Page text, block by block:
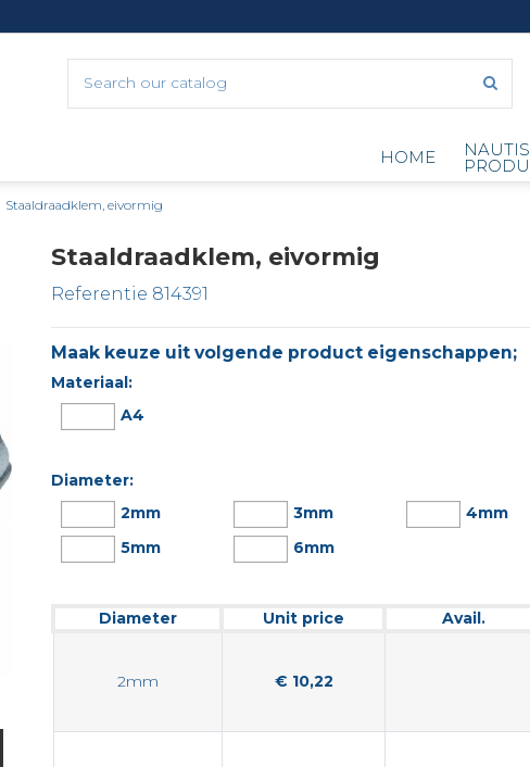
HOME
Staaldraadklem, eivormig
Staaldraadklem, eivormig
Referentie 814391
Maak keuze uit volgende product eigenschappen;
Materiaal:
A4
Diameter:
2mm
3mm
4mm
5mm
6mm
Diameter Unit price Avail.
2mm € 10,22